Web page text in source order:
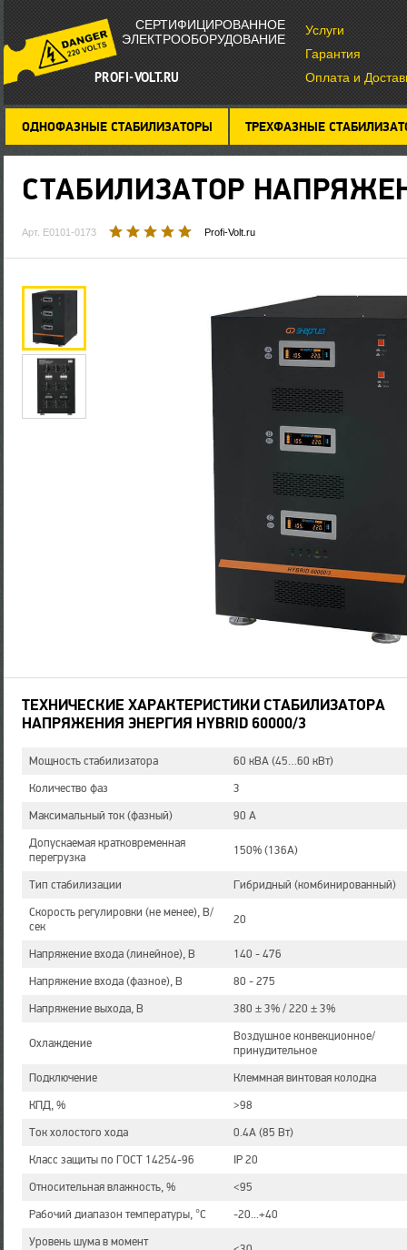
СЕРТИФИЦИРОВАННОЕ
ЭЛЕКТРООБОРУДОВАНИЕ
PROFI-VOLT.RU
Услуги
Гарантия
Оплата и
ОДНОФАЗНЫЕ СТАБИЛИЗАТОРЫ ТРЕХФАЗНЫЕ
СТАБИЛИЗАТОР
Арт. Е0101-0173 Profi-Volt.ru
ТЕХНИЧЕСКИЕ ХАРАКТЕРИСТИКИ СТАБИЛИЗАТОРА
НАПРЯЖЕНИЯ ЭНЕРГИЯ HYBRID 60000/3
Мощность стабилизатора
60 кВA (45…60 кВт)
Количество фаз
3
Максимальный ток (фазный)
90 А
Допускаемая кратковременная
перегрузка
150% (136А)
Тип стабилизации
Гибридный (комбинированный)
Скорость регулировки (не менее), В/
сек
20
Напряжение входа (линейное), В
140 - 476
Напряжение входа (фазное), В
80 - 275
Напряжение выхода, В
380 ± 3% / 220 ± 3%
Охлаждение
Воздушное конвекционное/
принудительное
Подключение
Клеммная винтовая колодка
КПД, %
>98
Ток холостого хода
0.4А (85 Вт)
Класс защиты по ГОСТ 14254-96
IP 20
Относительная влажность, %
<95
Рабочий диапазон температуры, °С
-20...+40
Уровень шума в момент